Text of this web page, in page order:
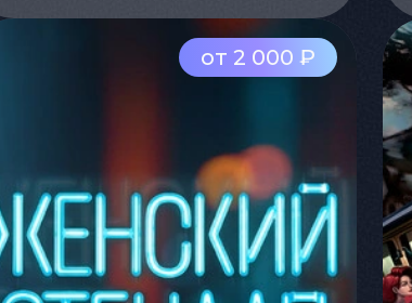
от 2 000 ₽